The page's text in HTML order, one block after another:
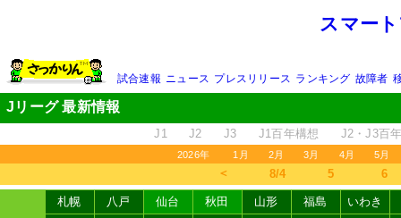
スマー
試合速報 ニュース プレスリリース ランキング 故障者
Jリーグ 最新情報
J1 J2 J3 J1百年構想 J2・J3百
2026年 1月 2月 3月 4月 5月
＜ 8/4 5 6
札幌 八戸 仙台 秋田 山形 福島
いわき